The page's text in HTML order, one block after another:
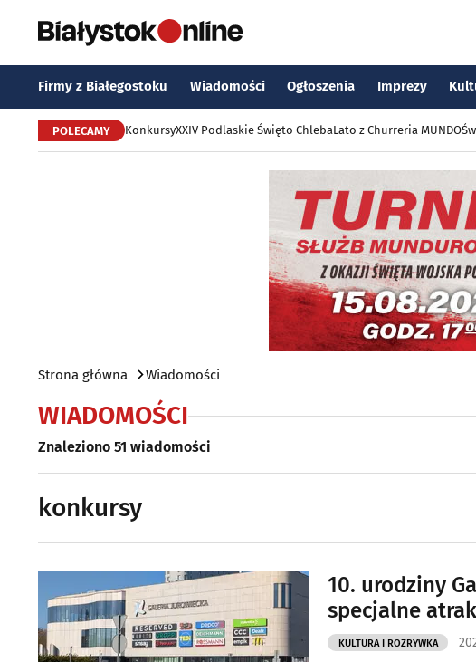
Firmy z Białegostoku Wiadomości Ogłoszenia Imprezy
POLECAMY KonkursyXXIV Podlaskie Święto ChlebaLato z Churreria MUNDO
Strona główna Wiadomości
WIADOMOŚCI
Znaleziono 51 wiadomości
konkursy
10. urodziny
specjalne
KULTURA I ROZRYWKA